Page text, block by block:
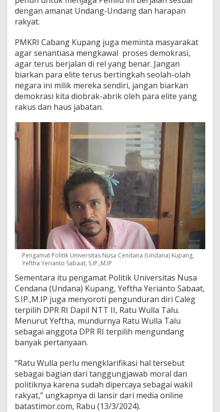
dengan amanat Undang-Undang dan harapan
rakyat.
PMKRI Cabang Kupang juga meminta masyarakat
agar senantiasa mengkawal proses demokrasi,
agar terus berjalan di rel yang benar. Jangan
biarkan para elite terus bertingkah seolah-olah
negara ini milik mereka sendiri, jangan biarkan
demokrasi kita diobrak-abrik oleh para elite yang
rakus dan haus jabatan.
Pengamat Politik Universitas Nusa Cendana (Undana) Kupang,
Yeftha Yerianto Sabaat, S.IP.,M.IP
Sementara itu pengamat Politik Universitas Nusa
Cendana (Undana) Kupang, Yeftha Yerianto Sabaat,
S.IP.,M.IP juga menyoroti pengunduran diri Caleg
terpilih DPR RI Dapil NTT II, Ratu Wulla Talu.
Menurut Yeftha, mundurnya Ratu Wulla Talu
sebagai anggota DPR RI terpilih mengundang
banyak pertanyaan.
“Ratu Wulla perlu mengklarifikasi hal tersebut
sebagai bagian dari tanggungjawab moral dan
politiknya karena sudah dipercaya sebagai wakil
rakyat,” ungkapnya di lansir dari media online
batastimor.com, Rabu (13/3/2024).